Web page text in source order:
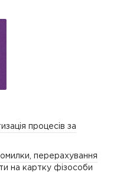
процесів за
перерахування
на картку фізособи